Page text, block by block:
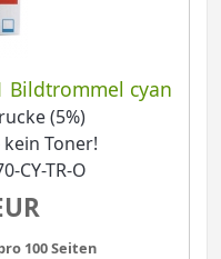
Bildtrommel cyan
(5%)
Toner!
CY-TR-O
100 Seiten